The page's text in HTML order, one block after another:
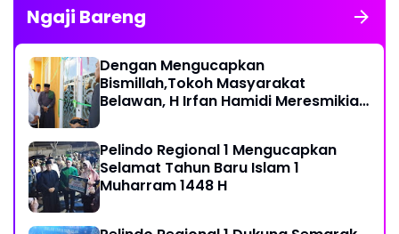
Ngaji Bareng
Dengan Mengucapkan
Bismillah,Tokoh Masyarakat
Belawan, H Irfan Hamidi Meresmikian
Pelindo Regional 1 Mengucapkan
Selamat Tahun Baru Islam 1
Muharram 1448 H